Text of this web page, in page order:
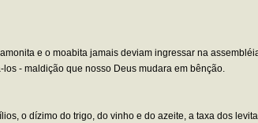
e o moabita jamais deviam ingressar na
- maldição que nosso Deus mudara em bênção.
o dízimo do trigo, do vinho e do azeite, a taxa dos